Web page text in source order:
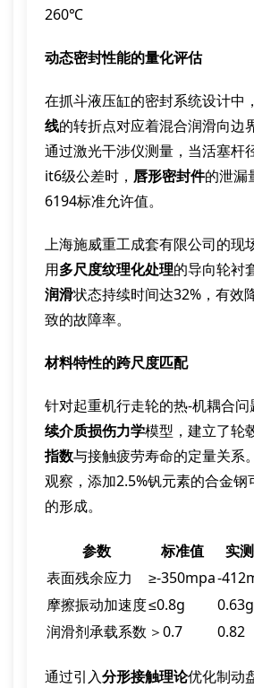
260℃
动态密封性能的量化评估
在抓斗液压缸的密封系统设计中，
线的转折点对应着混合润滑向边
通过激光干涉仪测量，当活塞杆
it6级公差时， 唇形密封件的泄漏
6194标准允许值。
上海施威重工成套有限公司的现
用多尺度纹理化处理的导向轮衬
润滑状态持续时间达32%，有效
致的故障率。
材料特性的跨尺度匹配
针对起重机行走轮的热-机耦合
续介质损伤力学模型，建立了轮
指数与接触疲劳寿命的定量关系
观察，添加2.5%钒元素的合金钢
的形成。
参数 标准值
实
表面残余应力
≥-350mpa-
摩擦振动加速度≤0.8g
0.63g
润滑剂承载系数 ＞0.7 0.82
通过引入分形接触理论优化制动